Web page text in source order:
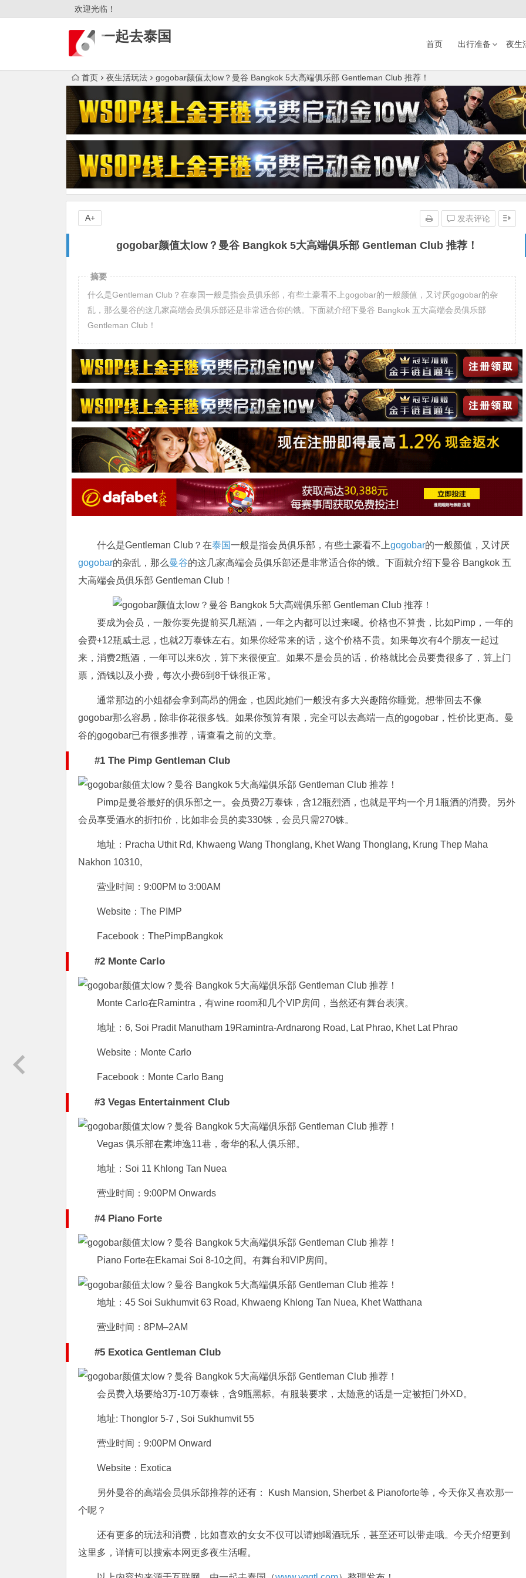
欢迎光临！
一起去泰国 首页 出行准备 夜生
首页 夜生活玩法 gogobar颜值太low？曼谷 Bangkok 5大高端俱乐部 Gentleman Club 推荐！
gogobar颜值太low？曼谷 Bangkok 5大高端俱乐部 Gentleman Club 推荐！
发表评论
A+
摘要
什么是Gentleman Club？在泰国一般是指会员俱乐部，有些土豪看不上gogobar的一般颜值，又讨厌gogobar的杂
乱，那么曼谷的这几家高端会员俱乐部还是非常适合你的饿。下面就介绍下曼谷 Bangkok 五大高端会员俱乐部
Gentleman Club！
什么是Gentleman Club？在泰国一般是指会员俱乐部，有些土豪看不上gogobar的一般颜值，又讨厌
gogobar的杂乱，那么曼谷的这几家高端会员俱乐部还是非常适合你的饿。下面就介绍下曼谷 Bangkok 五
大高端会员俱乐部 Gentleman Club！
要成为会员，一般你要先提前买几瓶酒，一年之内都可以过来喝。价格也不算贵，比如Pimp，一年的
会费+12瓶威士忌，也就2万泰铢左右。如果你经常来的话，这个价格不贵。如果每次有4个朋友一起过
来，消费2瓶酒，一年可以来6次，算下来很便宜。如果不是会员的话，价格就比会员要贵很多了，算上门
票，酒钱以及小费，每次小费6到8千铢很正常。
通常那边的小姐都会拿到高昂的佣金，也因此她们一般没有多大兴趣陪你睡觉。想带回去不像
gogobar那么容易，除非你花很多钱。如果你预算有限，完全可以去高端一点的gogobar，性价比更高。曼
谷的gogobar已有很多推荐，请查看之前的文章。
#1 The Pimp Gentleman Club
Pimp是曼谷最好的俱乐部之一。会员费2万泰铢，含12瓶烈酒，也就是平均一个月1瓶酒的消费。另外
会员享受酒水的折扣价，比如非会员的卖330铢，会员只需270铢。
地址：Pracha Uthit Rd, Khwaeng Wang Thonglang, Khet Wang Thonglang, Krung Thep Maha
Nakhon 10310,
营业时间：9:00PM to 3:00AM
Website：The PIMP
Facebook：ThePimpBangkok
#2 Monte Carlo
Monte Carlo在Ramintra，有wine room和几个VIP房间，当然还有舞台表演。
地址：6, Soi Pradit Manutham 19Ramintra-Ardnarong Road, Lat Phrao, Khet Lat Phrao
Website：Monte Carlo
Facebook：Monte Carlo Bang
#3 Vegas Entertainment Club
Vegas 俱乐部在素坤逸11巷，奢华的私人俱乐部。
地址：Soi 11 Khlong Tan Nuea
营业时间：9:00PM Onwards
#4 Piano Forte
Piano Forte在Ekamai Soi 8-10之间。有舞台和VIP房间。
地址：45 Soi Sukhumvit 63 Road, Khwaeng Khlong Tan Nuea, Khet Watthana
营业时间：8PM–2AM
#5 Exotica Gentleman Club
会员费入场要给3万-10万泰铢，含9瓶黑标。有服装要求，太随意的话是一定被拒门外XD。
地址: Thonglor 5-7 , Soi Sukhumvit 55
营业时间：9:00PM Onward
Website：Exotica
另外曼谷的高端会员俱乐部推荐的还有： Kush Mansion, Sherbet & Pianoforte等，今天你又喜欢那一
个呢？
还有更多的玩法和消费，比如喜欢的女女不仅可以请她喝酒玩乐，甚至还可以带走哦。今天介绍更到
这里多，详情可以搜索本网更多夜生活喔。